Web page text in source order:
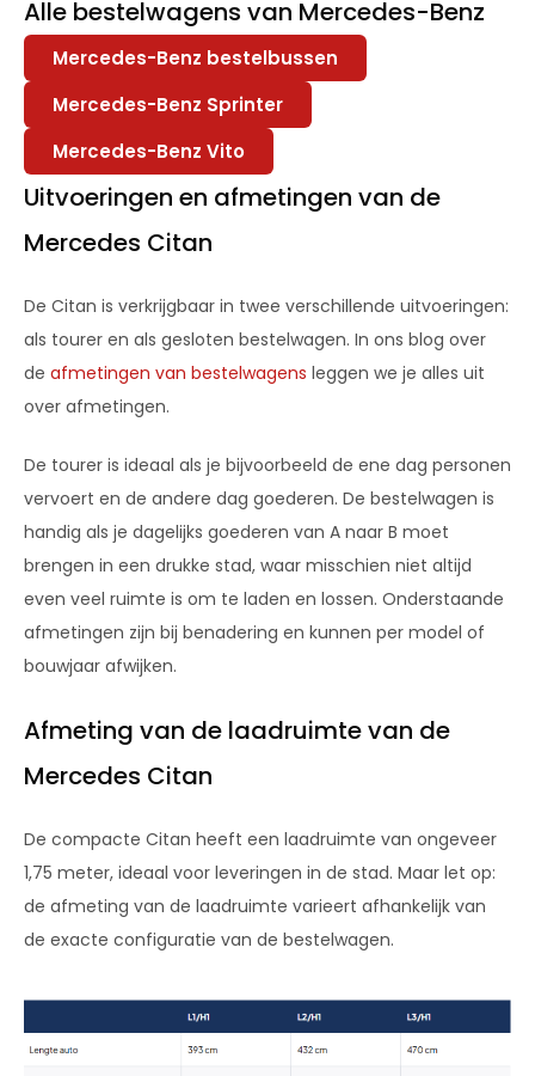
Alle bestelwagens van Mercedes-Benz
Mercedes-Benz bestelbussen
Mercedes-Benz Sprinter
Mercedes-Benz Vito
Uitvoeringen en afmetingen van de
Mercedes Citan
De Citan is verkrijgbaar in twee verschillende uitvoeringen:
als tourer en als gesloten bestelwagen. In ons blog over
de afmetingen van bestelwagens leggen we je alles uit
over afmetingen.
De tourer is ideaal als je bijvoorbeeld de ene dag personen
vervoert en de andere dag goederen. De bestelwagen is
handig als je dagelijks goederen van A naar B moet
brengen in een drukke stad, waar misschien niet altijd
even veel ruimte is om te laden en lossen. Onderstaande
afmetingen zijn bij benadering en kunnen per model of
bouwjaar afwijken.
Afmeting van de laadruimte van de
Mercedes Citan
De compacte Citan heeft een laadruimte van ongeveer
1,75 meter, ideaal voor leveringen in de stad. Maar let op:
de afmeting van de laadruimte varieert afhankelijk van
de exacte configuratie van de bestelwagen.